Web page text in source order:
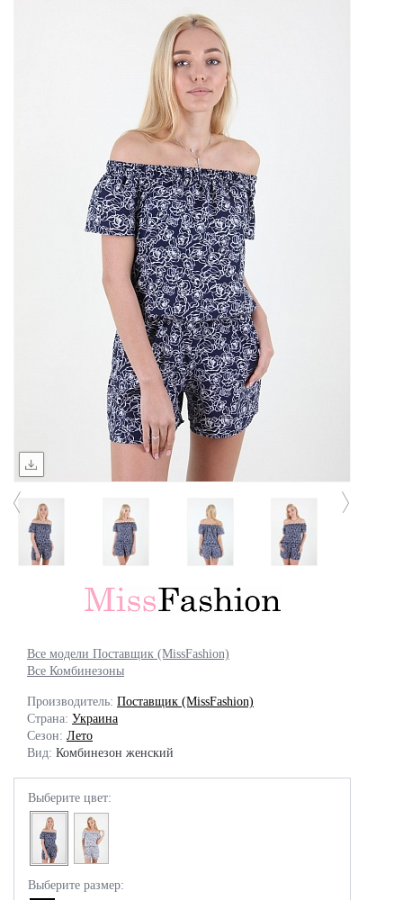
Все модели Поставщик (MissFashion)
Все Комбинезоны
Производитель: Поставщик (MissFashion)
Страна: Украина
Сезон: Лето
Вид: Комбинезон женский
Выберите цвет:
Выберите размер: